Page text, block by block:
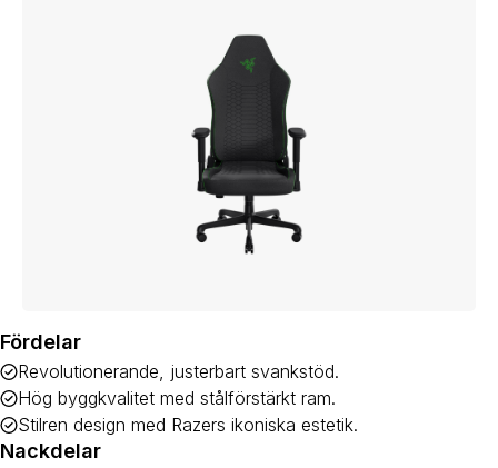
Fördelar
Revolutionerande, justerbart svankstöd.
Hög byggkvalitet med stålförstärkt ram.
Stilren design med Razers ikoniska estetik.
Nackdelar